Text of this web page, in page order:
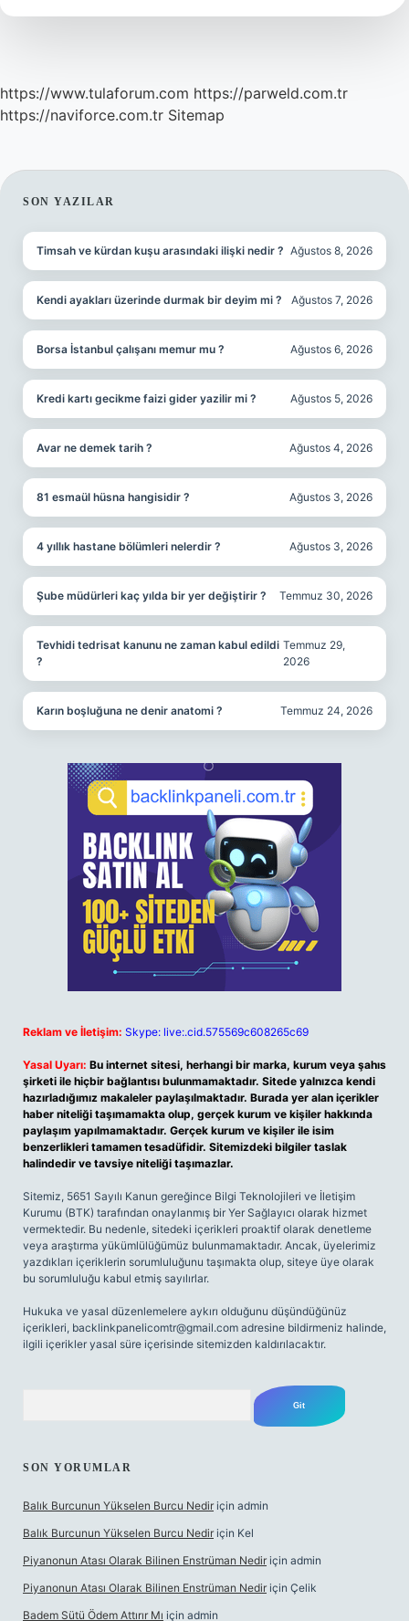
https://www.tulaforum.com https://parweld.com.tr
https://naviforce.com.tr Sitemap
SIDEBAR
SON YAZILAR
Timsah ve kürdan kuşu arasındaki ilişki nedir ? Ağustos 8, 2026
Kendi ayakları üzerinde durmak bir deyim mi ? Ağustos 7, 2026
Borsa İstanbul çalışanı memur mu ? Ağustos 6, 2026
Kredi kartı gecikme faizi gider yazilir mi ? Ağustos 5, 2026
Avar ne demek tarih ? Ağustos 4, 2026
81 esmaül hüsna hangisidir ? Ağustos 3, 2026
4 yıllık hastane bölümleri nelerdir ? Ağustos 3, 2026
Şube müdürleri kaç yılda bir yer değiştirir ? Temmuz 30, 2026
Tevhidi tedrisat kanunu ne zaman kabul edildi
?
Temmuz 29,
2026
Karın boşluğuna ne denir anatomi ? Temmuz 24, 2026
Reklam ve İletişim: Skype: live:.cid.575569c608265c69
Yasal Uyarı: Bu internet sitesi, herhangi bir marka, kurum veya şahıs
şirketi ile hiçbir bağlantısı bulunmamaktadır. Sitede yalnızca kendi
hazırladığımız makaleler paylaşılmaktadır. Burada yer alan içerikler
haber niteliği taşımamakta olup, gerçek kurum ve kişiler hakkında
paylaşım yapılmamaktadır. Gerçek kurum ve kişiler ile isim
benzerlikleri tamamen tesadüfidir. Sitemizdeki bilgiler taslak
halindedir ve tavsiye niteliği taşımazlar.
Sitemiz, 5651 Sayılı Kanun gereğince Bilgi Teknolojileri ve İletişim
Kurumu (BTK) tarafından onaylanmış bir Yer Sağlayıcı olarak hizmet
vermektedir. Bu nedenle, sitedeki içerikleri proaktif olarak denetleme
veya araştırma yükümlülüğümüz bulunmamaktadır. Ancak, üyelerimiz
yazdıkları içeriklerin sorumluluğunu taşımakta olup, siteye üye olarak
bu sorumluluğu kabul etmiş sayılırlar.
Hukuka ve yasal düzenlemelere aykırı olduğunu düşündüğünüz
içerikleri, backlinkpanelicomtr@gmail.com adresine bildirmeniz halinde,
ilgili içerikler yasal süre içerisinde sitemizden kaldırılacaktır.
SON YORUMLAR
Balık Burcunun Yükselen Burcu Nedir için admin
Balık Burcunun Yükselen Burcu Nedir için Kel
Piyanonun Atası Olarak Bilinen Enstrüman Nedir için admin
Piyanonun Atası Olarak Bilinen Enstrüman Nedir için Çelik
Badem Sütü Ödem Attırır Mı için admin